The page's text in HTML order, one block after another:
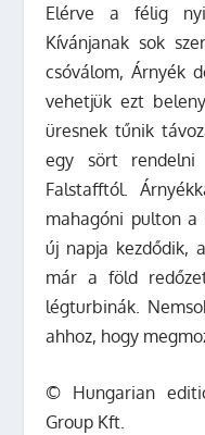
Elérve a félig
Kívánjanak sok
csóválom, Árnyék
vehetjük ezt
üresnek tűnik
egy sört rendelni
Falstafftól.
mahagóni pulton a
új napja kezdődik,
már a föld
légturbinák.
ahhoz, hogy
© Hungarian
Group Kft.